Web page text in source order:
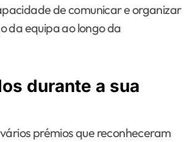
de comunicar e organizar
da equipa ao longo da
durante a sua
prémios que reconheceram